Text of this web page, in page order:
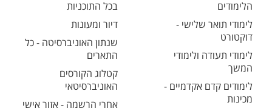
הלימודים
לימודי תואר שלישי -
דוקטורט
לימודי תעודה ולימודי
המשך
לימודים קדם אקדמיים -
מכינות
בכל התוכניות
דיור ומעונות
שנתון האוניברסיטה - כל
התארים
קטלוג הקורסים
האוניברסיטאי
אחרי הרשמה - אזור אישי